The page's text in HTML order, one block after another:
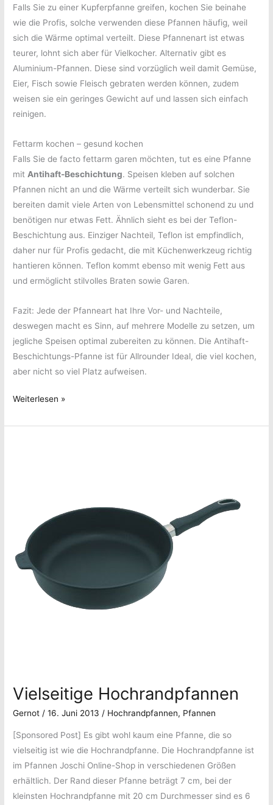
Falls Sie zu einer Kupferpfanne greifen, kochen Sie beinahe
wie die Profis, solche verwenden diese Pfannen häufig, weil
sich die Wärme optimal verteilt. Diese Pfannenart ist etwas
teurer, lohnt sich aber für Vielkocher. Alternativ gibt es
Aluminium-Pfannen. Diese sind vorzüglich weil damit Gemüse,
Eier, Fisch sowie Fleisch gebraten werden können, zudem
weisen sie ein geringes Gewicht auf und lassen sich einfach
reinigen.
Fettarm kochen – gesund kochen
Falls Sie de facto fettarm garen möchten, tut es eine Pfanne
mit Antihaft-Beschichtung. Speisen kleben auf solchen
Pfannen nicht an und die Wärme verteilt sich wunderbar. Sie
bereiten damit viele Arten von Lebensmittel schonend zu und
benötigen nur etwas Fett. Ähnlich sieht es bei der Teflon-
Beschichtung aus. Einziger Nachteil, Teflon ist empfindlich,
daher nur für Profis gedacht, die mit Küchenwerkzeug richtig
hantieren können. Teflon kommt ebenso mit wenig Fett aus
und ermöglicht stilvolles Braten sowie Garen.
Fazit: Jede der Pfanneart hat Ihre Vor- und Nachteile,
deswegen macht es Sinn, auf mehrere Modelle zu setzen, um
jegliche Speisen optimal zubereiten zu können. Die Antihaft-
Beschichtungs-Pfanne ist für Allrounder Ideal, die viel kochen,
aber nicht so viel Platz aufweisen.
Pfannen
Welche
Weiterlesen »
Vielseitige Hochrandpfannen
Gernot /16. Juni 2013 / Hochrandpfannen, Pfannen
[Sponsored Post] Es gibt wohl kaum eine Pfanne, die so
vielseitig ist wie die Hochrandpfanne. Die Hochrandpfanne ist
im Pfannen Joschi Online-Shop in verschiedenen Größen
erhältlich. Der Rand dieser Pfanne beträgt 7 cm, bei der
kleinsten Hochrandpfanne mit 20 cm Durchmesser sind es 6